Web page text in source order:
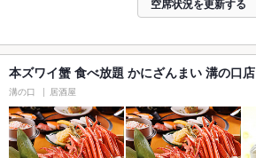
空席状況を更新する
本ズワイ蟹 食べ放題 かにざんまい 溝の口店
溝の口 居酒屋